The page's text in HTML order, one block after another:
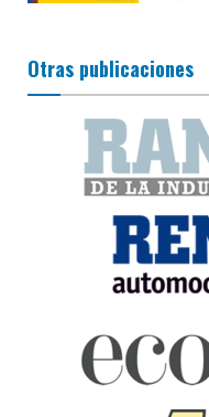
Otras publicaciones